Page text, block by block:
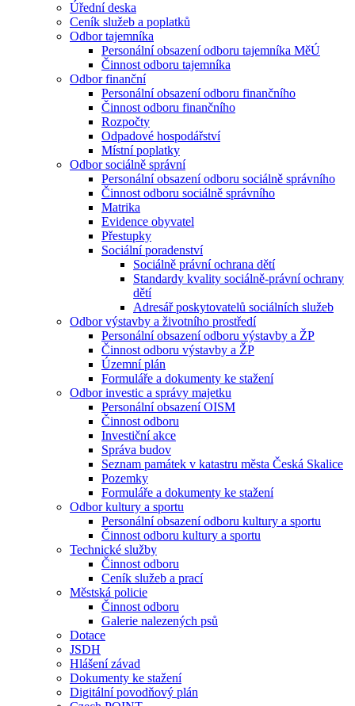
Úřední deska
Ceník služeb a poplatků
Odbor tajemníka
Personální obsazení odboru tajemníka MěÚ
Činnost odboru tajemníka
Odbor finanční
Personální obsazení odboru finančního
Činnost odboru finančního
Rozpočty
Odpadové hospodářství
Místní poplatky
Odbor sociálně správní
Personální obsazení odboru sociálně správního
Činnost odboru sociálně správního
Matrika
Evidence obyvatel
Přestupky
Sociální poradenství
Sociálně právní ochrana dětí
Standardy kvality sociálně-právní ochrany
dětí
Adresář poskytovatelů sociálních služeb
Odbor výstavby a životního prostředí
Personální obsazení odboru výstavby a ŽP
Činnost odboru výstavby a ŽP
Územní plán
Formuláře a dokumenty ke stažení
Odbor investic a správy majetku
Personální obsazení OISM
Činnost odboru
Investiční akce
Správa budov
Seznam památek v katastru města Česká Skalice
Pozemky
Formuláře a dokumenty ke stažení
Odbor kultury a sportu
Personální obsazení odboru kultury a sportu
Činnost odboru kultury a sportu
Technické služby
Činnost odboru
Ceník služeb a prací
Městská policie
Činnost odboru
Galerie nalezených psů
Dotace
JSDH
Hlášení závad
Dokumenty ke stažení
Digitální povodňový plán